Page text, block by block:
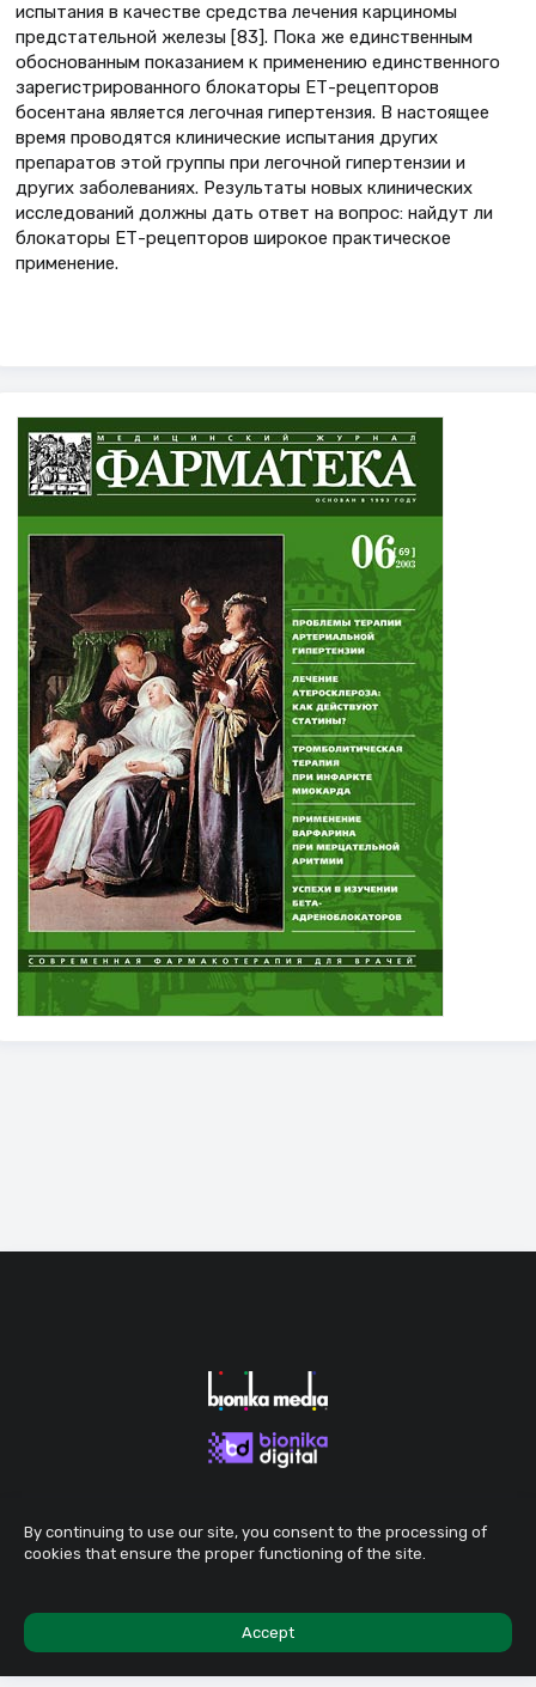
испытания в качестве средства лечения карциномы
предстательной железы [83]. Пока же единственным
обоснованным показанием к применению единственного
зарегистрированного блокаторы ЕТ-рецепторов
босентана является легочная гипертензия. В настоящее
время проводятся клинические испытания других
препаратов этой группы при легочной гипертензии и
других заболеваниях. Результаты новых клинических
исследований должны дать ответ на вопрос: найдут ли
блокаторы ЕТ-рецепторов широкое практическое
применение.
By continuing to use our site, you consent to the processing of
cookies that ensure the proper functioning of the site.
Accept